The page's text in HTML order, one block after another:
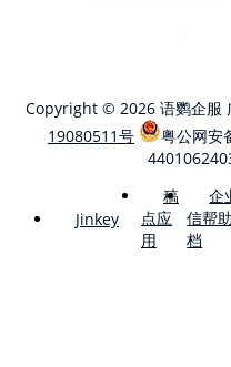
Copyright © 2026 语鹦企服
19080511号
粤公网安
Jinkey
稿
点应
用
企
信帮
档